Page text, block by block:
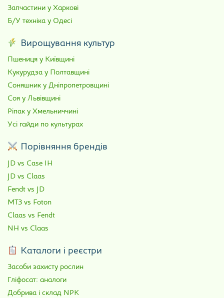
Запчастини у Харкові
Б/У техніка у Одесі
Вирощування культур
Пшениця у Київщині
Кукурудза у Полтавщині
Соняшник у Дніпропетровщині
Соя у Львівщині
Ріпак у Хмельниччині
Усі гайди по культурах
Порівняння брендів
JD vs Case IH
JD vs Claas
Fendt vs JD
МТЗ vs Foton
Claas vs Fendt
NH vs Claas
Каталоги і реєстри
Засоби захисту рослин
Гліфосат: аналоги
Добрива і склад NPK